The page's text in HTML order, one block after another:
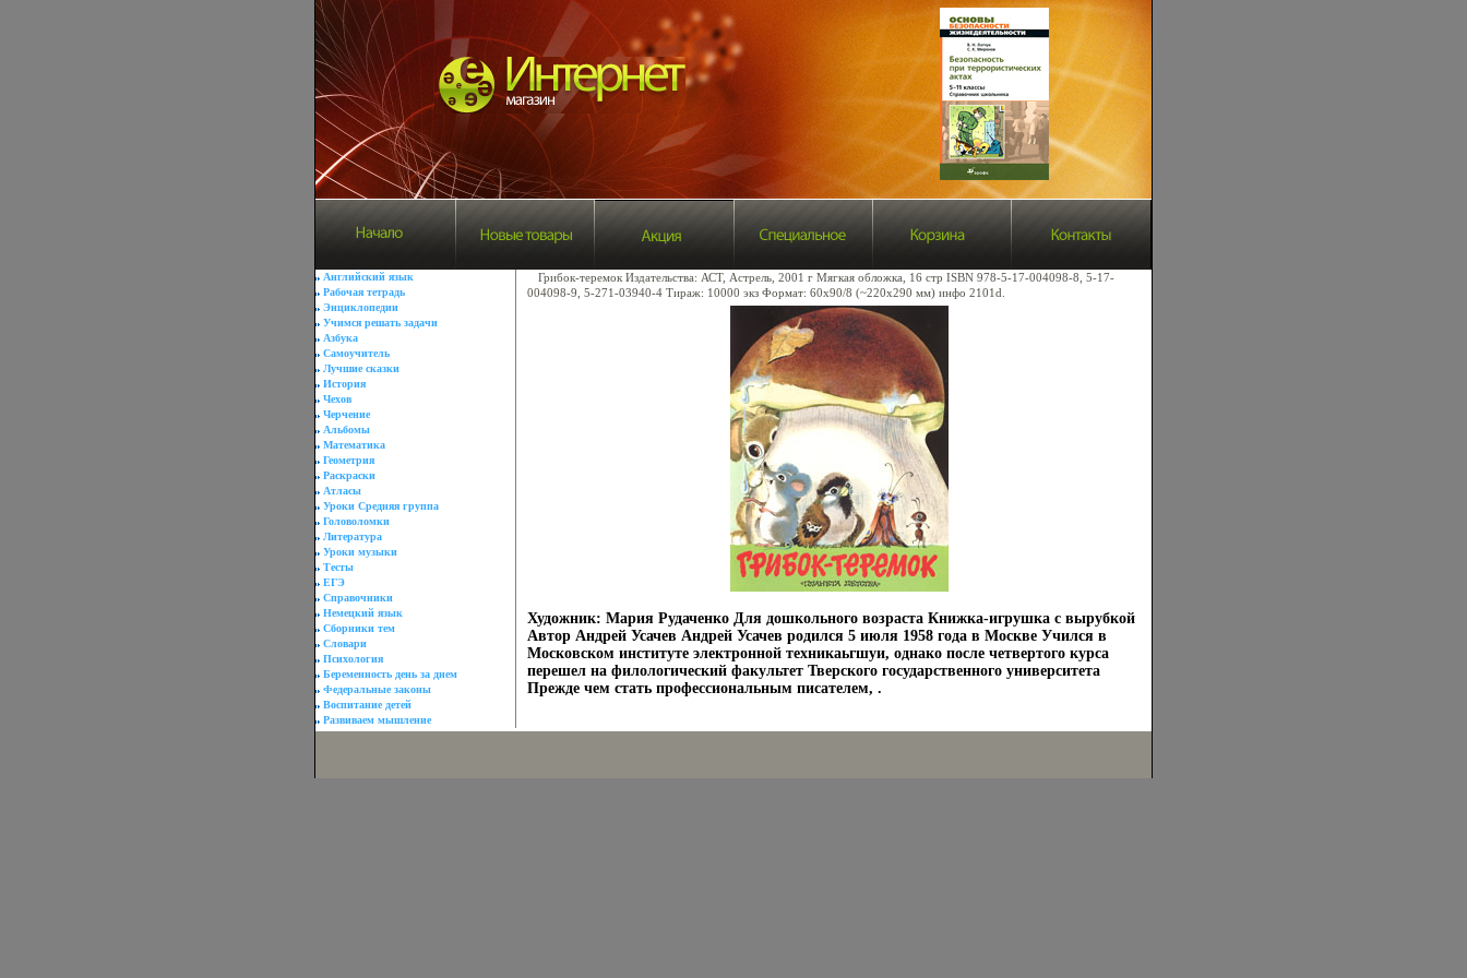
Английский язык
Рабочая тетрадь
Энциклопедии
Учимся решать задачи
Азбука
Самоучитель
Лучшие сказки
История
Чехов
Черчение
Альбомы
Математика
Геометрия
Раскраски
Атласы
Уроки Средняя группа
Головоломки
Литература
Уроки музыки
Тесты
ЕГЭ
Справочники
Немецкий язык
Сборники тем
Словари
Психология
Беременность день за днем
Федеральные законы
Воспитание детей
Развиваем мышление
Грибок-теремок Издательства: АСТ, Астрель, 2001 г Мягкая обложка, 16 стр ISBN 978-5-17-004098-8, 5-17-
004098-9, 5-271-03940-4 Тираж: 10000 экз Формат: 60x90/8 (~220х290 мм) инфо 2101d.
Художник: Мария Рудаченко Для дошкольного возраста Книжка-игрушка с вырубкой
Автор Андрей Усачев Андрей Усачев родился 5 июля 1958 года в Москве Учился в
Московском институте электронной техникаьгшуи, однако после четвертого курса
перешел на филологический факультет Тверского государственного университета
Прежде чем стать профессиональным писателем, .